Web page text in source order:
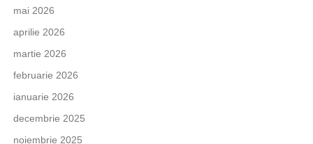
mai 2026
aprilie 2026
martie 2026
februarie 2026
ianuarie 2026
decembrie 2025
noiembrie 2025